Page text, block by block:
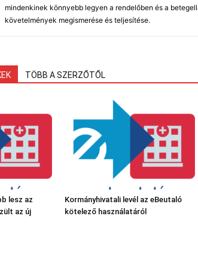
mindenkinek könnyebb legyen a rendelőben és a
követelmények megismerése és teljesítése.
TÖBB A SZERZŐTŐL
lesz az
az új
Kormányhivatali levél az eBeutaló
kötelező használatáról